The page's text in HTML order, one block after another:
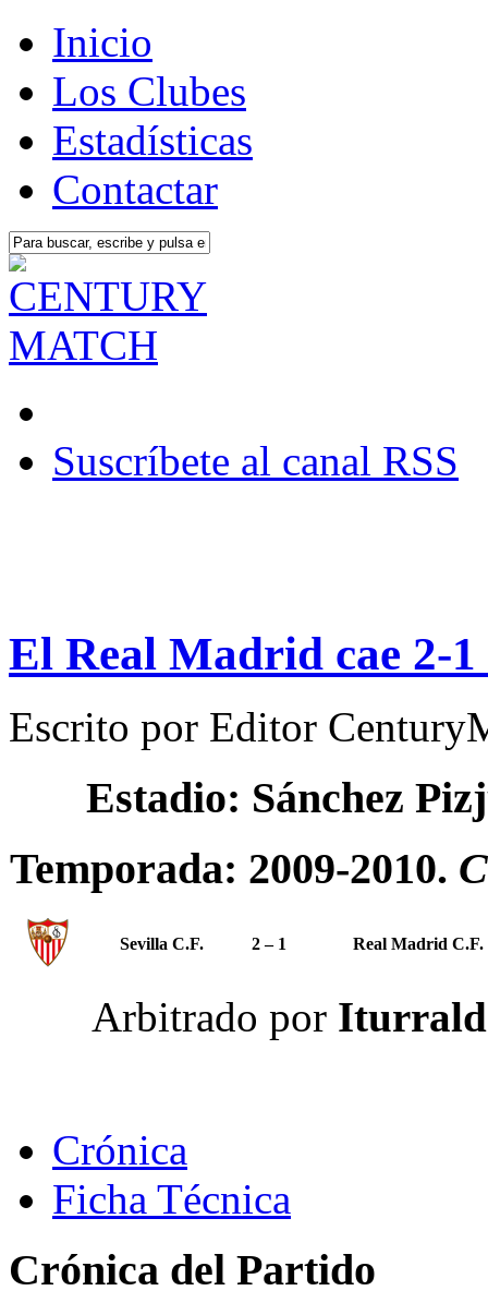
Inicio
Los Clubes
Estadísticas
Contactar
Suscríbete al canal RSS
El Real Madrid cae 2-1
Escrito por Editor
Estadio: Sánchez
Temporada: 2009-2010.
Sevilla C.F. 2 – 1 Real Madrid C.F.
Arbitrado por
Crónica
Ficha Técnica
Crónica del Partido